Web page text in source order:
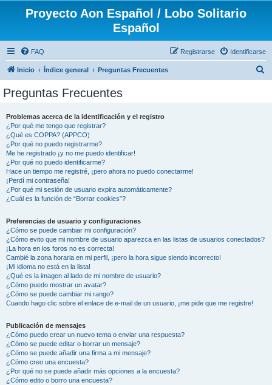
Proyecto Aon Español / Lobo Solitario
Español
FAQ Identificarse
Registrarse
Inicio Índice general Preguntas Frecuentes
Preguntas Frecuentes
Problemas acerca de la identificación y el registro
¿Por qué me tengo que registrar?
¿Qué es COPPA? (APPCO)
¿Por qué no puedo registrarme?
Me he registrado ¡y no me puedo identificar!
¿Por qué no puedo identificarme?
Hace un tiempo me registré, ¡pero ahora no puedo conectarme!
¡Perdí mi contraseña!
¿Por qué mi sesión de usuario expira automáticamente?
¿Cuál es la función de “Borrar cookies”?
Preferencias de usuario y configuraciones
¿Cómo se puede cambiar mi configuración?
¿Cómo evito que mi nombre de usuario aparezca en las listas de usuarios conectados?
¡La hora en los foros no es correcta!
Cambié la zona horaria en mi perfil, ¡pero la hora sigue siendo incorrecto!
¡Mi idioma no está en la lista!
¿Qué es la imagen al lado de mi nombre de usuario?
¿Cómo puedo mostrar un avatar?
¿Cómo se puede cambiar mi rango?
Cuando hago clic sobre el enlace de e-mail de un usuario, ¡me pide que me registre!
Publicación de mensajes
¿Cómo puedo crear un nuevo tema o enviar una respuesta?
¿Cómo se puede editar o borrar un mensaje?
¿Cómo se puede añadir una firma a mi mensaje?
¿Cómo creo una encuesta?
¿Por qué no se puede añadir más opciones a la encuesta?
¿Cómo edito o borro una encuesta?